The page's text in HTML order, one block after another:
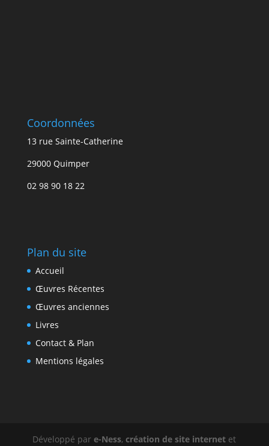
Coordonnées
13 rue Sainte-Catherine
29000 Quimper
02 98 90 18 22
Plan du site
Accueil
Œuvres Récentes
Œuvres anciennes
Livres
Contact & Plan
Mentions légales
Développé pare-Ness,création de site internet et